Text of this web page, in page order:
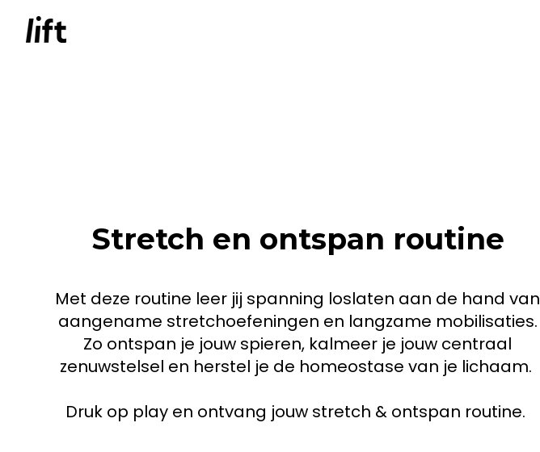
Stretch en ontspan routine
Met deze routine leer jij spanning loslaten aan de hand van
aangename stretchoefeningen en langzame mobilisaties.
Zo ontspan je jouw spieren, kalmeer je jouw centraal
zenuwstelsel en herstel je de homeostase van je lichaam.
Druk op play en ontvang jouw stretch & ontspan routine.